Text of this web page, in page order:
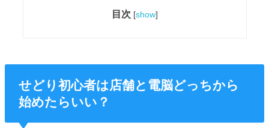
目次 [show]
せどり初心者は店舗と電脳どっちから
始めたらいい？